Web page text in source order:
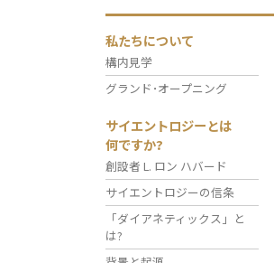
私たちについて
構内見学
グランド･オープニング
サイエントロジーとは
何ですか?
創設者 L. ロン ハバード
サイエントロジーの信条
「ダイアネティックス」と
は?